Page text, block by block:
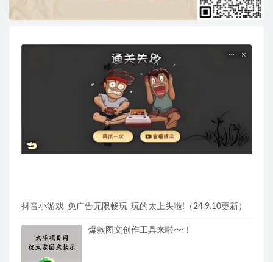
抖音小游戏_免广告无限畅玩_玩的太上头啦!（24.9.10更新）
爆款图文创作工具来啦~~！